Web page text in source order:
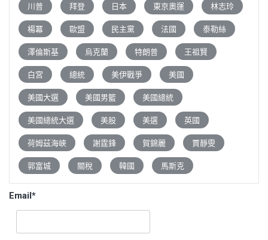
川普 拜登 日本 東京奧運 林志玲
楊冪 歐盟 民主黨 法國 泰勒絲
澤倫斯基 烏克蘭 特朗普 王祖賢
白宮 總統 美伊戰爭 美國
美國大選 美國男籃 美國總統
美國總統大選 美股 美選 英國
荷姆茲海峽 謝霆鋒 賀錦麗 賈靜雯
郭富城 關稅 韓國 馬斯克
Email*